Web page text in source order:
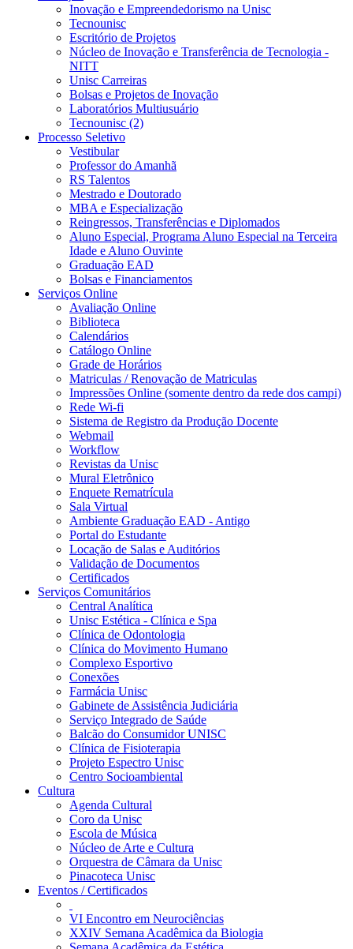
Inovação e Empreendedorismo na Unisc
Tecnounisc
Escritório de Projetos
Núcleo de Inovação e Transferência de Tecnologia -
NITT
Unisc Carreiras
Bolsas e Projetos de Inovação
Laboratórios Multiusuário
Tecnounisc (2)
Processo Seletivo
Vestibular
Professor do Amanhã
RS Talentos
Mestrado e Doutorado
MBA e Especialização
Reingressos, Transferências e Diplomados
Aluno Especial, Programa Aluno Especial na Terceira
Idade e Aluno Ouvinte
Graduação EAD
Bolsas e Financiamentos
Serviços Online
Avaliação Online
Biblioteca
Calendários
Catálogo Online
Grade de Horários
Matriculas / Renovação de Matriculas
Impressões Online (somente dentro da rede dos campi)
Rede Wi-fi
Sistema de Registro da Produção Docente
Webmail
Workflow
Revistas da Unisc
Mural Eletrônico
Enquete Rematrícula
Sala Virtual
Ambiente Graduação EAD - Antigo
Portal do Estudante
Locação de Salas e Auditórios
Validação de Documentos
Certificados
Serviços Comunitários
Central Analítica
Unisc Estética - Clínica e Spa
Clínica de Odontologia
Clínica do Movimento Humano
Complexo Esportivo
Conexões
Farmácia Unisc
Gabinete de Assistência Judiciária
Serviço Integrado de Saúde
Balcão do Consumidor UNISC
Clínica de Fisioterapia
Projeto Espectro Unisc
Centro Socioambiental
Cultura
Agenda Cultural
Coro da Unisc
Escola de Música
Núcleo de Arte e Cultura
Orquestra de Câmara da Unisc
Pinacoteca Unisc
Eventos / Certificados
VI Encontro em Neurociências
XXIV Semana Acadêmica da Biologia